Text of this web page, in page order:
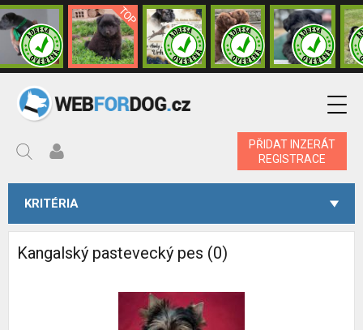
PŘIDAT INZERÁT
REGISTRACE
KRITÉRIA
Kangalský pastevecký pes (0)